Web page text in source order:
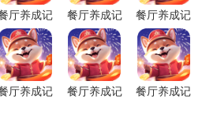
流量合理安排员工，提高工作效
促销活动或特色活动，提升餐厅
厅养成记
手游无限体
力版
餐厅养成记
手游1.4.2版
餐厅养成记
正式版
厅养成记
餐厅养成记
餐厅养成记